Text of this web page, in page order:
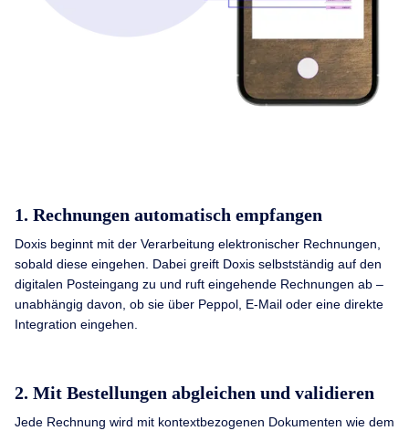
1. Rechnungen automatisch empfangen
Doxis beginnt mit der Verarbeitung elektronischer Rechnungen,
sobald diese eingehen. Dabei greift Doxis selbstständig auf den
digitalen Posteingang zu und ruft eingehende Rechnungen ab –
unabhängig davon, ob sie über Peppol, E-Mail oder eine direkte
Integration eingehen.
2. Mit Bestellungen abgleichen und validieren
Jede Rechnung wird mit kontextbezogenen Dokumenten wie dem